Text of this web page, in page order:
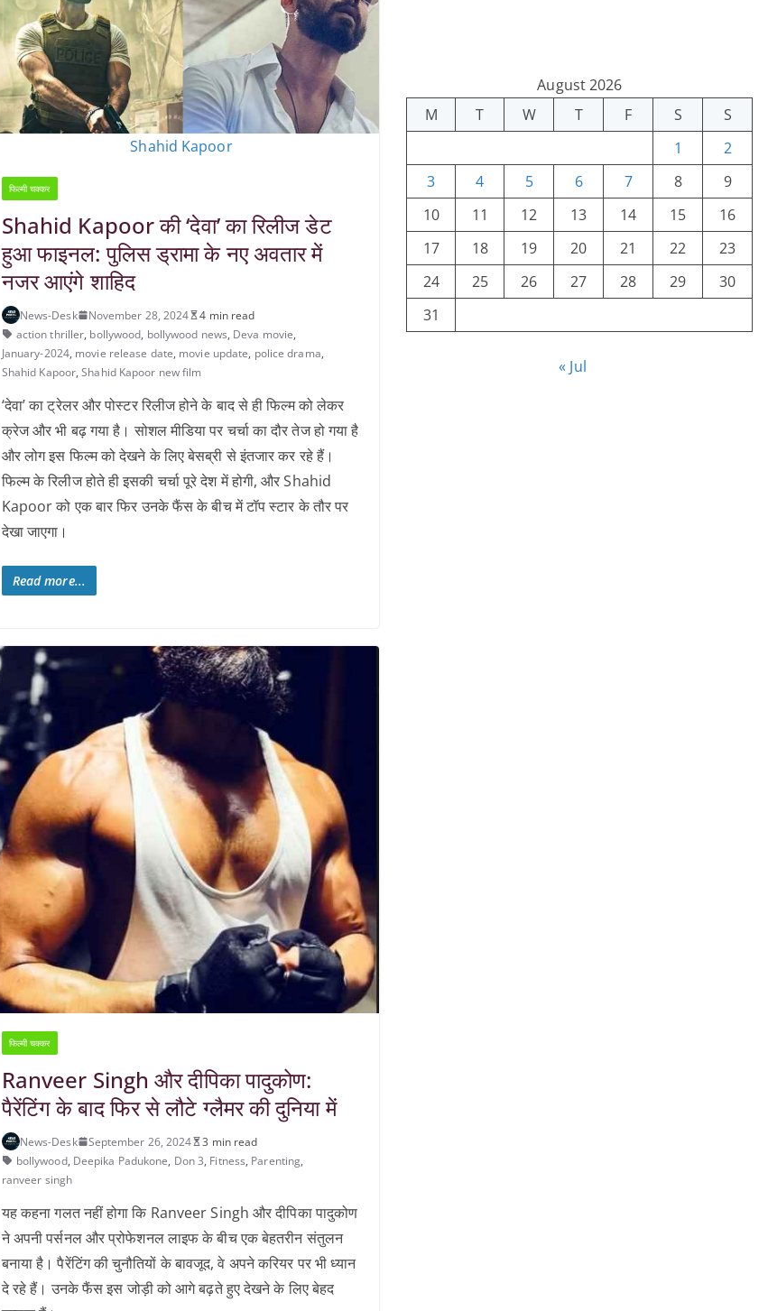
Shahid Kapoor
फिल्मी चक्कर
Shahid Kapoor की ‘देवा’ का रिलीज डेट
हुआ फाइनल: पुलिस ड्रामा के नए अवतार में
नजर आएंगे शाहिद
News-Desk November 28, 2024
4 min read
action thriller, bollywood, bollywood news, Deva movie,
January-2024, movie release date, movie update, police drama,
Shahid Kapoor,Shahid Kapoor new film
‘देवा’ का ट्रेलर और पोस्टर रिलीज होने के बाद से ही फिल्म को लेकर
क्रेज और भी बढ़ गया है। सोशल मीडिया पर चर्चा का दौर तेज हो गया है
और लोग इस फिल्म को देखने के लिए बेसब्री से इंतजार कर रहे हैं।
फिल्म के रिलीज होते ही इसकी चर्चा पूरे देश में होगी, और Shahid
Kapoor को एक बार फिर उनके फैंस के बीच में टॉप स्टार के तौर पर
देखा जाएगा।
Read more...
फिल्मी चक्कर
Ranveer Singh और दीपिका पादुकोण:
पैरेंटिंग के बाद फिर से लौटे ग्लैमर की दुनिया में
News-Desk September 26, 2024
3 min read
bollywood, Deepika Padukone, Don 3, Fitness, Parenting,
ranveer singh
यह कहना गलत नहीं होगा कि Ranveer Singh और दीपिका पादुकोण
ने अपनी पर्सनल और प्रोफेशनल लाइफ के बीच एक बेहतरीन संतुलन
बनाया है। पैरेंटिंग की चुनौतियों के बावजूद, वे अपने करियर पर भी ध्यान
दे रहे हैं। उनके फैंस इस जोड़ी को आगे बढ़ते हुए देखने के लिए बेहद
August 2026
M
T W T F S
S
1
2
3
4 5 6 7 8
9
10
11 12 13 14 15
16
17
18 19 20 21 22
23
24
25 26 27 28 29
30
31
« Jul